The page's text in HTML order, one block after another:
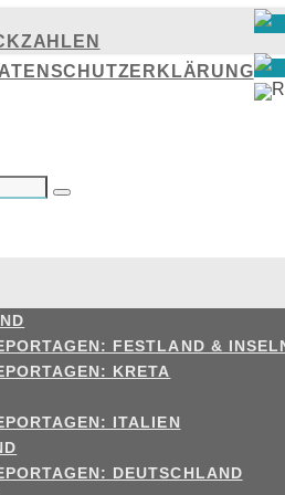
Suchen
FESTLAND &
KRETA
ITALIEN
DEUTSCHLAND